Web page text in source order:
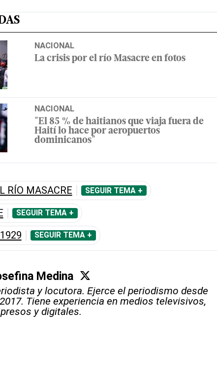
NACIONAL
La crisis por el río Masacre en fotos
NACIONAL
"El 85 % de haitianos que viaja fuera de
Haití lo hace por aeropuertos
dominicanos"
RÍO MASACRE SEGUIR TEMA +
SEGUIR TEMA +
SEGUIR TEMA +
Medina
y locutora. Ejerce el periodismo desde
Tiene experiencia en medios televisivos,
y digitales.